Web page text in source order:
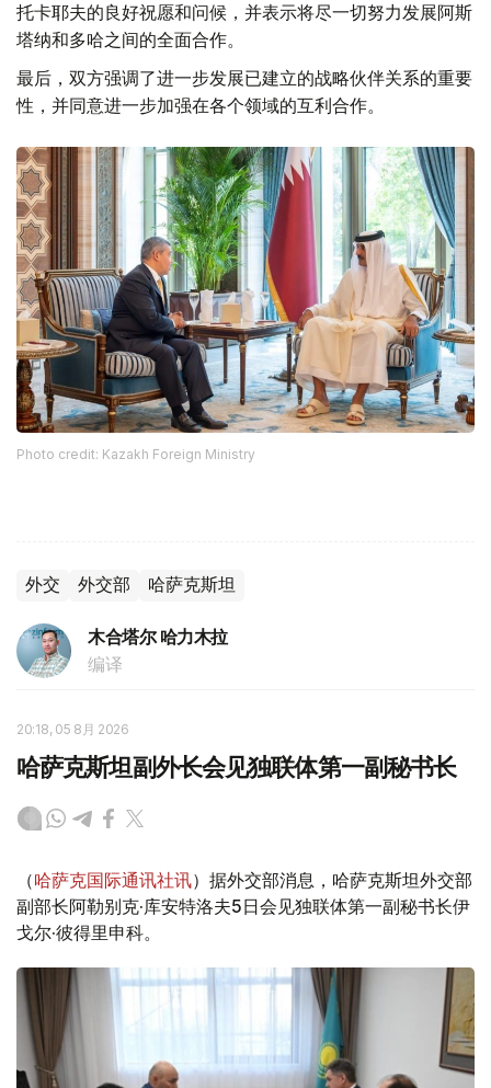
托卡耶夫的良好祝愿和问候，并表示将尽一切努力发展阿斯
塔纳和多哈之间的全面合作。
最后，双方强调了进一步发展已建立的战略伙伴关系的重要
性，并同意进一步加强在各个领域的互利合作。
Photo credit: Kazakh Foreign Ministry
外交 外交部 哈萨克斯坦
木合塔尔 哈力木拉
编译
20:18, 05 8月 2026
哈萨克斯坦副外长会见独联体第一副秘书长
（哈萨克国际通讯社讯）据外交部消息，哈萨克斯坦外交部
副部长阿勒别克·库安特洛夫5日会见独联体第一副秘书长伊
戈尔·彼得里申科。